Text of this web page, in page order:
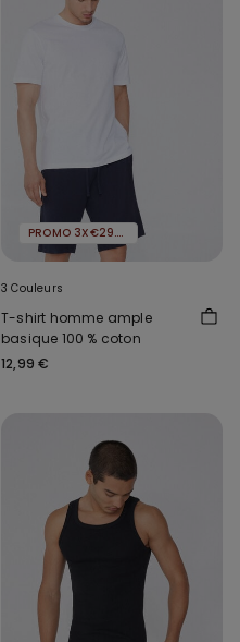
PROMO 3X€29.99
3 Couleurs
T-shirt homme ample
basique 100 % coton
12,99 €